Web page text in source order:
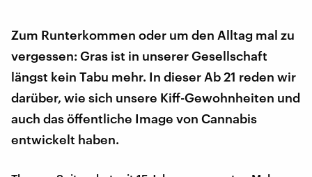
Zum Runterkommen oder um den Alltag mal zu
vergessen: Gras ist in unserer Gesellschaft
längst kein Tabu mehr. In dieser Ab 21 reden wir
darüber, wie sich unsere Kiff-Gewohnheiten und
auch das öffentliche Image von Cannabis
entwickelt haben.